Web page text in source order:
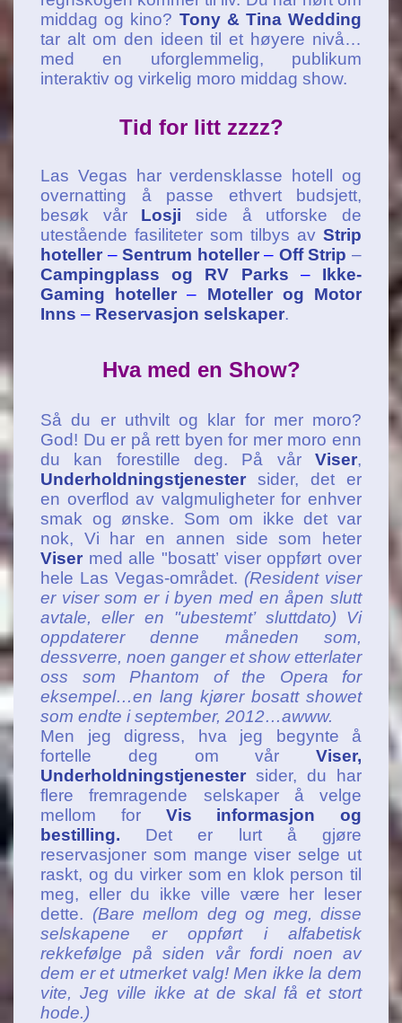
middag og kino? Tony & Tina Wedding
tar alt om den ideen til et høyere nivå…
med en uforglemmelig, publikum
interaktiv og virkelig moro middag show.
Tid for litt zzzz?
Las Vegas har verdensklasse hotell og
overnatting å passe ethvert budsjett,
besøk vår Losji side å utforske de
utestående fasiliteter som tilbys av Strip
hoteller –Sentrum hoteller– Off Strip –
Campingplass og RV Parks
– Ikke-
Gaming hoteller – Moteller og Motor
Inns – Reservasjon selskaper.
Hva med en Show?
Så du er uthvilt og klar for mer moro?
God! Du er på rett byen for mer moro enn
du kan forestille deg. På vår Viser,
Underholdningstjenester sider, det er
en overflod av valgmuligheter for enhver
smak og ønske. Som om ikke det var
nok, Vi har en annen side som heter
Viser med alle "bosatt’ viser oppført over
hele Las Vegas-området. (Resident viser
er viser som er i byen med en åpen slutt
avtale, eller en "ubestemt’ sluttdato) Vi
oppdaterer denne måneden som,
dessverre, noen ganger et show etterlater
oss som Phantom of the Opera for
eksempel…en lang kjører bosatt showet
som endte i september, 2012…awww.
Men jeg digress, hva jeg begynte å
fortelle deg om vår Viser,
Underholdningstjenester sider, du har
flere fremragende selskaper å velge
mellom for Vis informasjon og
bestilling. Det er lurt å gjøre
reservasjoner som mange viser selge ut
raskt, og du virker som en klok person til
meg, eller du ikke ville være her leser
dette. (Bare mellom deg og meg, disse
selskapene er oppført i alfabetisk
rekkefølge på siden vår fordi noen av
dem er et utmerket valg! Men ikke la dem
vite, Jeg ville ikke at de skal få et stort
hode.)